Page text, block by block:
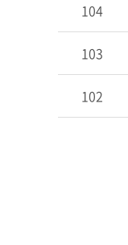
104
103
102